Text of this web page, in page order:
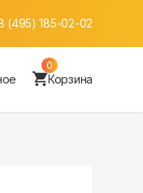
(495) 185-02-02
0
Корзина